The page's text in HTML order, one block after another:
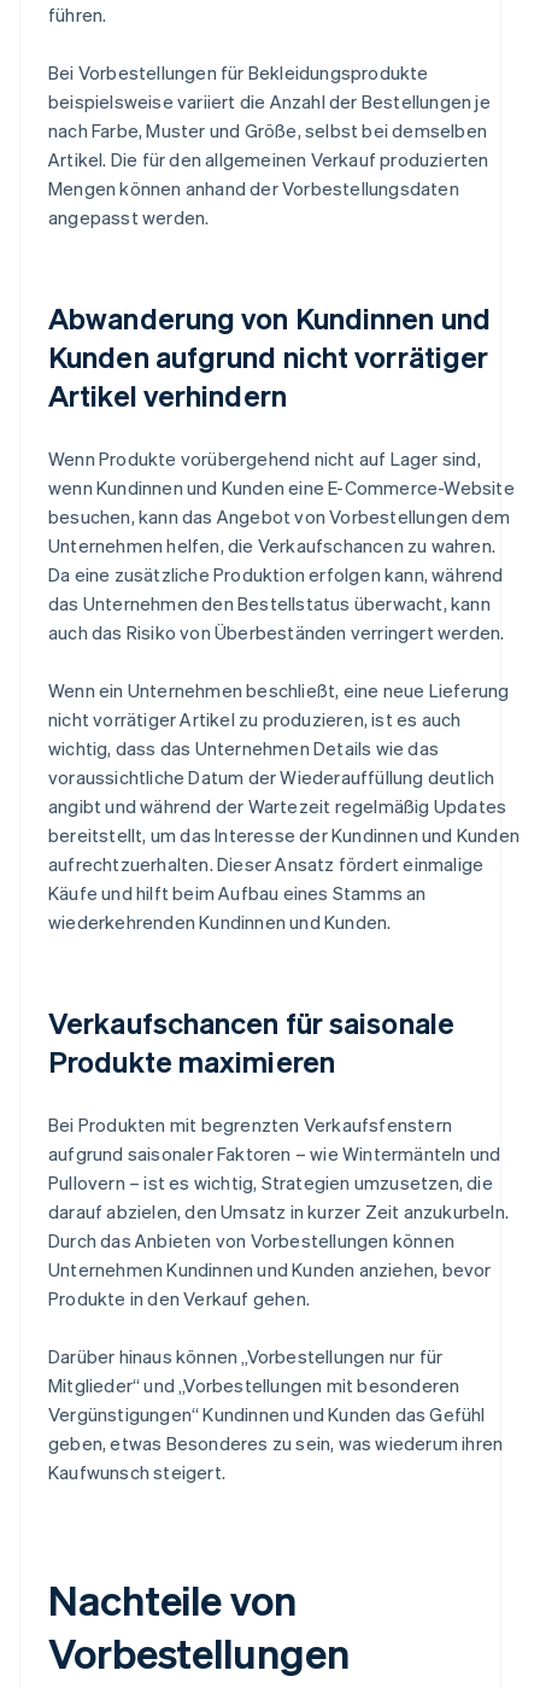
führen.
Bei Vorbestellungen für Bekleidungsprodukte
beispielsweise variiert die Anzahl der Bestellungen je
nach Farbe, Muster und Größe, selbst bei demselben
Artikel. Die für den allgemeinen Verkauf produzierten
Mengen können anhand der Vorbestellungsdaten
angepasst werden.
Abwanderung von Kundinnen und
Kunden aufgrund nicht vorrätiger
Artikel verhindern
Wenn Produkte vorübergehend nicht auf Lager sind,
wenn Kundinnen und Kunden eine E-Commerce-Website
besuchen, kann das Angebot von Vorbestellungen dem
Unternehmen helfen, die Verkaufschancen zu wahren.
Da eine zusätzliche Produktion erfolgen kann, während
das Unternehmen den Bestellstatus überwacht, kann
auch das Risiko von Überbeständen verringert werden.
Wenn ein Unternehmen beschließt, eine neue Lieferung
nicht vorrätiger Artikel zu produzieren, ist es auch
wichtig, dass das Unternehmen Details wie das
voraussichtliche Datum der Wiederauffüllung deutlich
angibt und während der Wartezeit regelmäßig Updates
bereitstellt, um das Interesse der Kundinnen und Kunden
aufrechtzuerhalten. Dieser Ansatz fördert einmalige
Käufe und hilft beim Aufbau eines Stamms an
wiederkehrenden Kundinnen und Kunden.
Verkaufschancen für saisonale
Produkte maximieren
Bei Produkten mit begrenzten Verkaufsfenstern
aufgrund saisonaler Faktoren – wie Wintermänteln und
Pullovern – ist es wichtig, Strategien umzusetzen, die
darauf abzielen, den Umsatz in kurzer Zeit anzukurbeln.
Durch das Anbieten von Vorbestellungen können
Unternehmen Kundinnen und Kunden anziehen, bevor
Produkte in den Verkauf gehen.
Darüber hinaus können „Vorbestellungen nur für
Mitglieder“ und „Vorbestellungen mit besonderen
Vergünstigungen“ Kundinnen und Kunden das Gefühl
geben, etwas Besonderes zu sein, was wiederum ihren
Kaufwunsch steigert.
Nachteile von
Vorbestellungen